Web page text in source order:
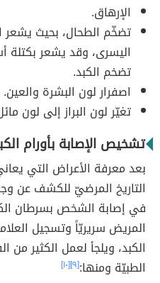
الإرهاق.
تضخّم الطحال، بحيث يشعر
اليسرى، وقد يشعر بكتلة
تضخم الكبد.
اصفرار لون البشرة والعين.
تغيّر لون البراز إلى لون
تشخيص الإصابة بأورام
بعد معرفة الأعراض التي
التاريخ المرضيّ للكشف عن
في إصابة الشخص بسرطان
المريض سريريّاً وتسجيل
الكبد، ويلجأ لعمل الكثير من
الطبيّة ومنها:[٩] [١٠]